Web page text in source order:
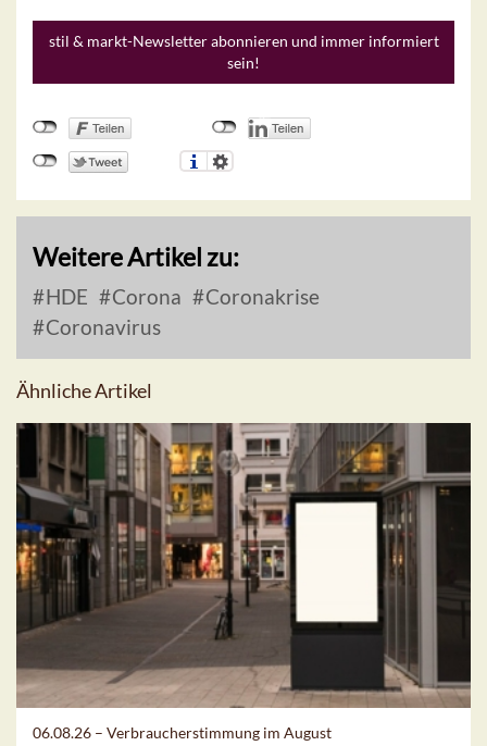
stil & markt-Newsletter abonnieren und immer informiert
sein!
Weitere Artikel zu:
HDE Corona
Coronakrise
Coronavirus
Ähnliche Artikel
06.08.26 – Verbraucherstimmung im August